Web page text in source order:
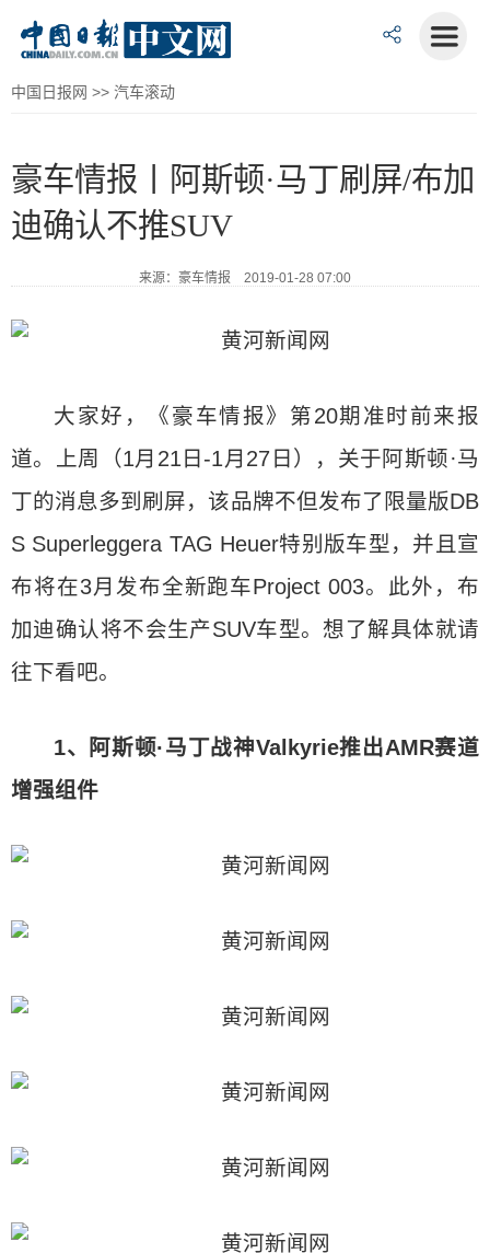
中国日报网 >> 汽车滚动
豪车情报丨阿斯顿·马丁刷屏/布加
迪确认不推SUV
来源：豪车情报 2019-01-28 07:00
大家好，《豪车情报》第20期准时前来报
道。上周（1月21日-1月27日），关于阿斯顿·马
丁的消息多到刷屏，该品牌不但发布了限量版DB
S Superleggera TAG Heuer特别版车型，并且宣
布将在3月发布全新跑车Project 003。此外，布
加迪确认将不会生产SUV车型。想了解具体就请
往下看吧。
1、阿斯顿·马丁战神Valkyrie推出AMR赛道
增强组件